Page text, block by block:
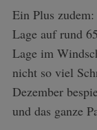
Ein Plus
Lage auf rund
Lage im
nicht so viel
Dezember
und das ganze